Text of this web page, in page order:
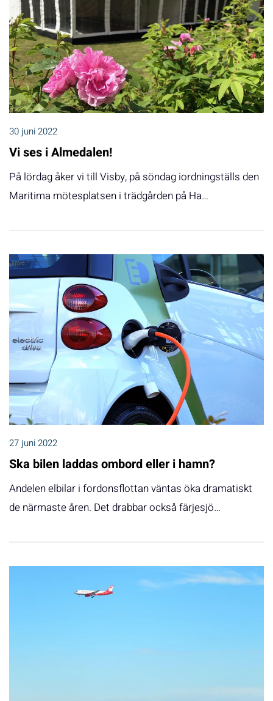
30 juni 2022
Vi ses i Almedalen!
På lördag åker vi till Visby, på söndag iordningställs den
Maritima mötesplatsen i trädgården på Ha…
27 juni 2022
Ska bilen laddas ombord eller i hamn?
Andelen elbilar i fordonsflottan väntas öka dramatiskt
de närmaste åren. Det drabbar också färjesjö…